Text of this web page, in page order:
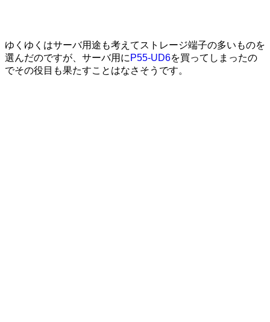
ゆくゆくはサーバ用途も考えてストレージ端子の多いものを
選んだのですが、サーバ用に P55-UD6を買ってしまったの
でその役目も果たすことはなさそうです。